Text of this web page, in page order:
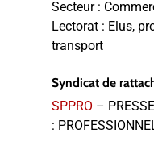
Secteur :
Lectorat : Elus,
transport
Syndicat de
SPPRO –
: